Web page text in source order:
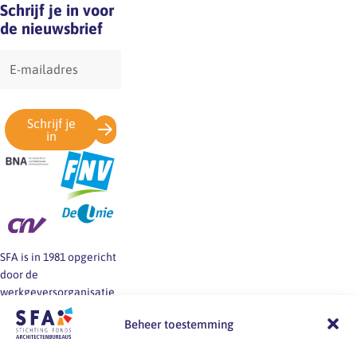
Beheer toestemming
Schrijf je in voor
de nieuwsbrief
mailadres
Schrijf je
in
SFA is in 1981 opgericht
door de
werkgeversorganisatie
BNA en de vakbonden
FNV, CNV en De Unie.